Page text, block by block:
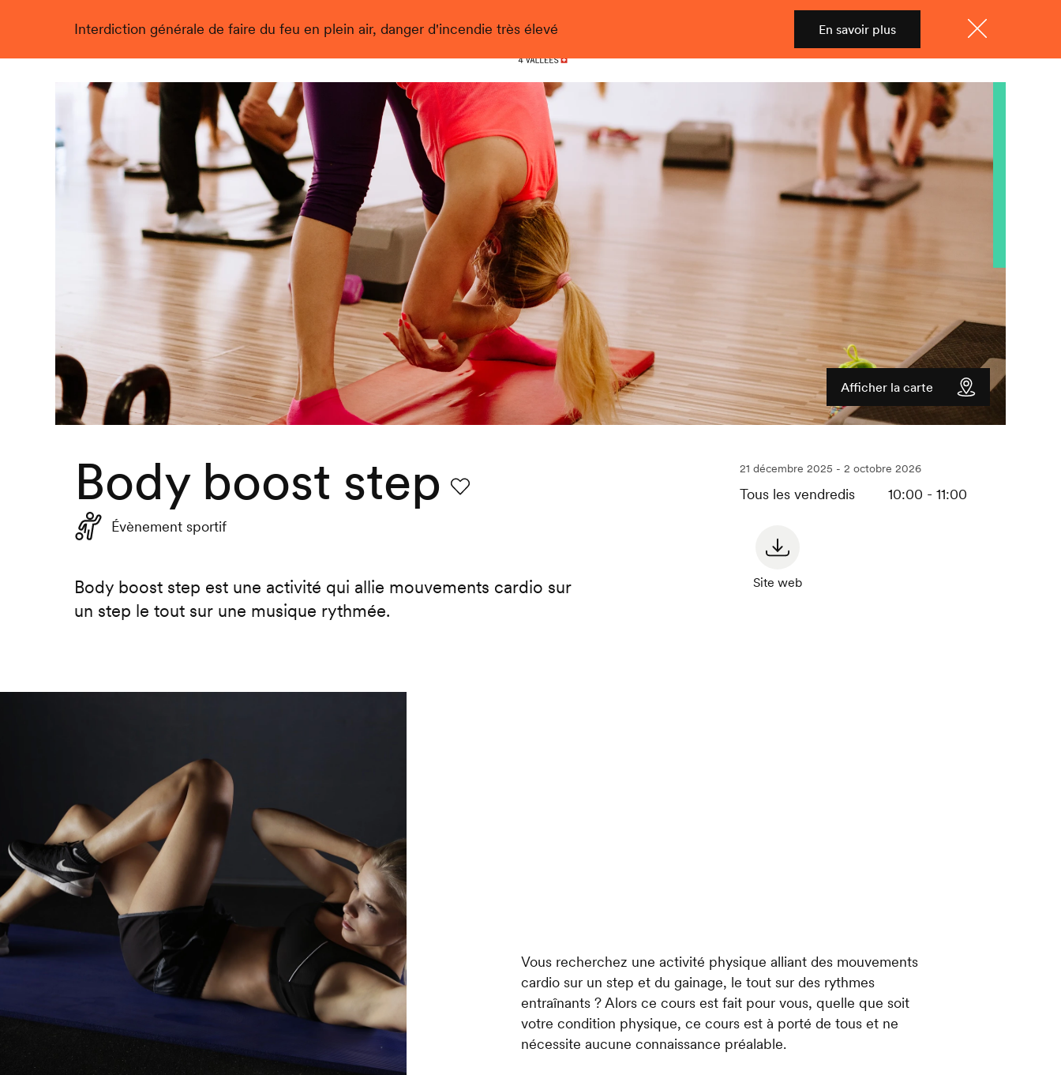
Interdiction générale de faire du feu en plein air, danger d'incendie très élevé En savoir plus
Nendaz
Menu
Shop
Live
Afficher la carte
Body boost step
Évènement sportif
Body boost step est une activité qui allie mouvements cardio sur
un step le tout sur une musique rythmée.
21 décembre 2025 - 2 octobre 2026
Tous les vendredis 10:00 - 11:00
Site web
Vous recherchez une activité physique alliant des mouvements
cardio sur un step et du gainage, le tout sur des rythmes
entraînants ? Alors ce cours est fait pour vous, quelle que soit
votre condition physique, ce cours est à porté de tous et ne
nécessite aucune connaissance préalable.